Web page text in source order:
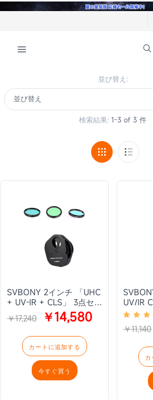
並び替え:
検索結果: 1-3 of 3 件
SVBONY 2インチ 「UHC
+ UV-IR + CLS」 3点セッ
トフィルター
￥17,240 ￥14,580
カートに追加する
今すぐ買う
UV/IR CLS フィルター 3
点セッ
￥11,140